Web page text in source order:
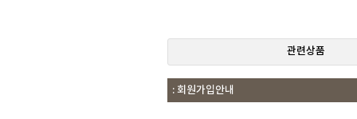
관련상품
: 회원가입안내